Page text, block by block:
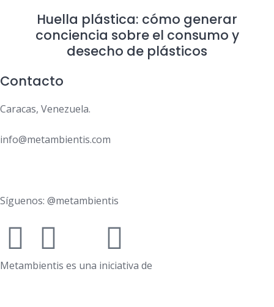
Huella plástica: cómo generar
conciencia sobre el consumo y
desecho de plásticos
Contacto
Caracas, Venezuela.
info@metambientis.com
Síguenos: @metambientis
Metambientis es una iniciativa de